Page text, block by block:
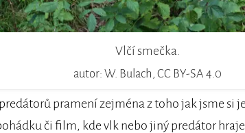
Vlčí smečka.
autor: W. Bulach, CC BY-SA 4.0
pramení zejména z toho jak jsme si
či film, kde vlk nebo jiný predátor